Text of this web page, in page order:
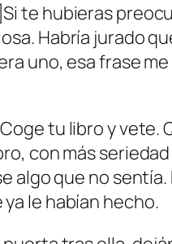
te hubieras
Habría jurado
uno, esa frase
tu libro y vete.
con más
algo que no
le habían hecho.